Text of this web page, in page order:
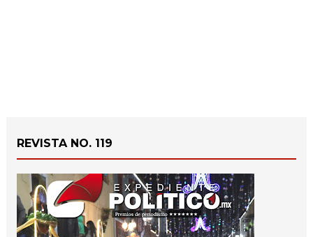
REVISTA NO. 119